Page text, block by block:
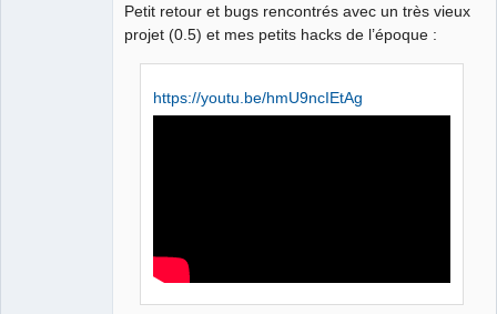
Petit retour et bugs rencontrés avec un très vieux
projet (0.5) et mes petits hacks de l’époque :
https://youtu.be/hmU9ncIEtAg